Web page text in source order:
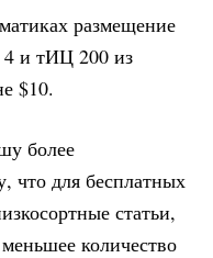
размещение
4 и тИЦ 200 из
$10.
более
что для бесплатных
статьи,
количество